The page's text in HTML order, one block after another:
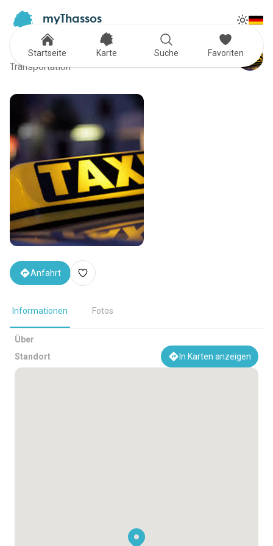
myThassos
TAXI
Transportation
Anfahrt
Informationen Fotos
Über
Standort
In Karten anzeigen
Startseite Karte Suche Favoriten